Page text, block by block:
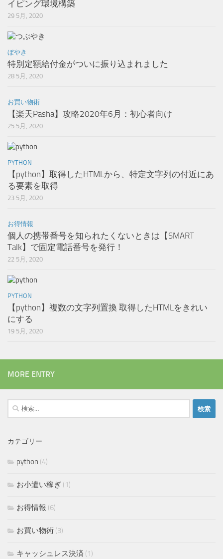
イピング環境構築
29 5月, 2020
ぼやき
特別定額給付金がついに振り込まれました
28 5月, 2020
お買い物術
【楽天Pasha】攻略2020年6月：初心者向け
25 5月, 2020
PYTHON
【python】取得したHTMLから、特定文字列の付近にあ
る要素を取得
23 5月, 2020
お得情報
個人の携帯番号を知られたくないときは【SMART
Talk】で固定電話番号を発行！
22 5月, 2020
PYTHON
【python】複数の文字列置換 取得したHTMLをきれい
にする
19 5月, 2020
MORE ENTRY
検
索:
カテゴリー
python (4)
お小遣い稼ぎ (1)
お得情報 (6)
お買い物術 (3)
キャッシュレス決済 (1)